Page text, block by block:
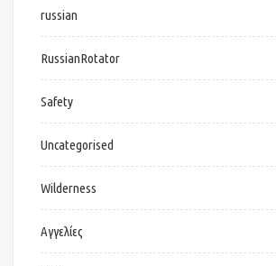
russian
RussianRotator
Safety
Uncategorised
Wilderness
Αγγελίες